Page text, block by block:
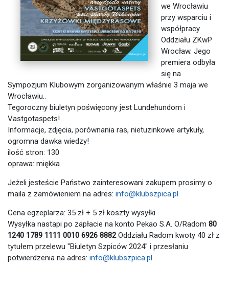
we Wrocławiu
przy wsparciu i
współpracy
Oddziału ZKwP
Wrocław. Jego
premiera odbyła
się na
Sympozjum Klubowym zorganizowanym właśnie 3 maja we
Wrocławiu..
Tegoroczny biuletyn poświęcony jest Lundehundom i
Vastgotaspets!
Informacje, zdjęcia, porównania ras, nietuzinkowe artykuły,
ogromna dawka wiedzy!
ilość stron: 130
oprawa: miękka
Jeżeli jesteście Państwo zainteresowani zakupem prosimy o
maila z zamówieniem na adres: info@klubszpica.pl
Cena egzeplarza: 35 zł + 5 zł koszty wysyłki
Wysyłka nastapi po zapłacie na konto Pekao S.A. O/Radom 80
1240 1789 1111 0010 6926 8882Oddziału Radom kwoty 40 zł z
tytułem przelewu "Biuletyn Szpiców 2024" i przesłaniu
potwierdzenia na adres: info@klubszpica.pl